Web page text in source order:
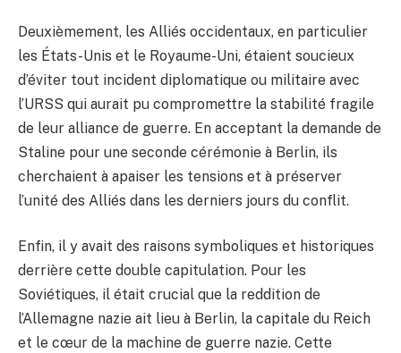
Deuxièmement, les Alliés occidentaux, en particulier
les États-Unis et le Royaume-Uni, étaient soucieux
d’éviter tout incident diplomatique ou militaire avec
l’URSS qui aurait pu compromettre la stabilité fragile
de leur alliance de guerre. En acceptant la demande de
Staline pour une seconde cérémonie à Berlin, ils
cherchaient à apaiser les tensions et à préserver
l’unité des Alliés dans les derniers jours du conflit.
Enfin, il y avait des raisons symboliques et historiques
derrière cette double capitulation. Pour les
Soviétiques, il était crucial que la reddition de
l’Allemagne nazie ait lieu à Berlin, la capitale du Reich
et le cœur de la machine de guerre nazie. Cette